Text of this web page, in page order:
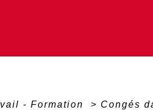
- Formation > Congés